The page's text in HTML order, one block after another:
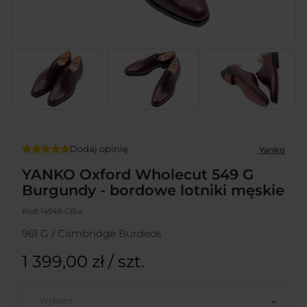
Dodaj opinię Yanko
YANKO Oxford Wholecut 549 G
Burgundy - bordowe lotniki męskie
Kod: 14549-CBur
961 G / Cambridge Burdeos
1 399,00 zł / szt.
Wybierz